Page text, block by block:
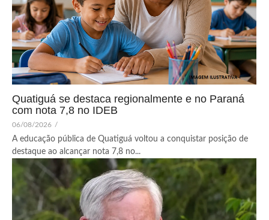
Quatiguá se destaca regionalmente e no Paraná
com nota 7,8 no IDEB
06/08/2026 /
A educação pública de Quatiguá voltou a conquistar posição de
destaque ao alcançar nota 7,8 no...